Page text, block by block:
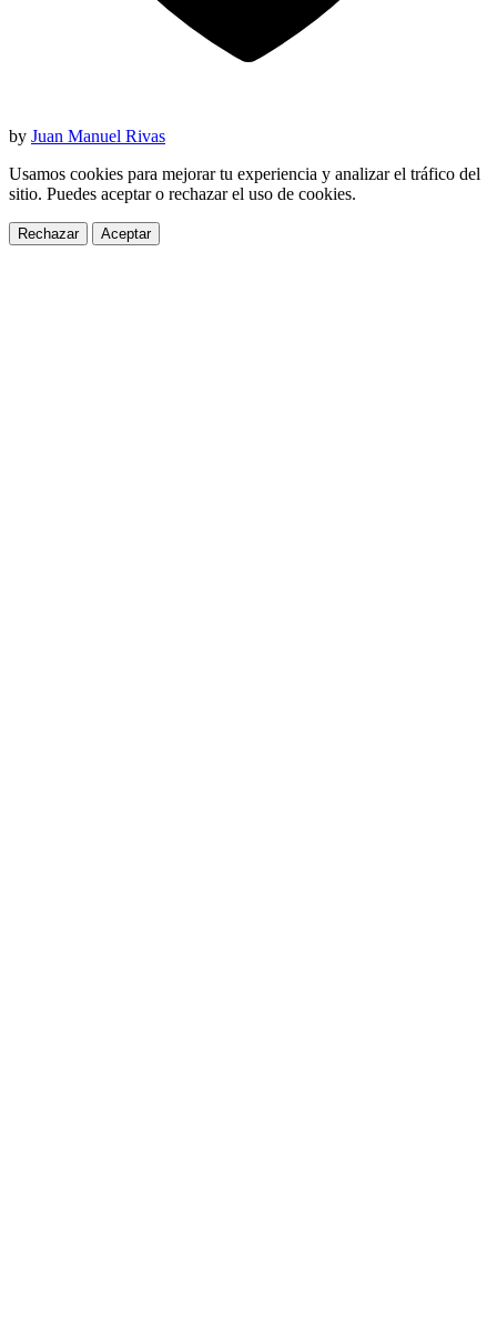
by Juan Manuel Rivas
Usamos cookies para mejorar tu experiencia y analizar el tráfico del
sitio. Puedes aceptar o rechazar el uso de cookies.
Rechazar Aceptar